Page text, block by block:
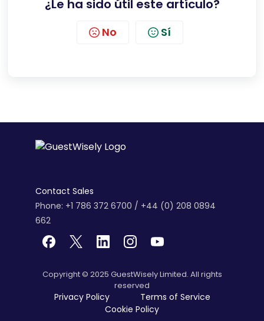
¿Le ha sido útil este artículo?
No Sí
Contact Sales
Phone: +1 786 372 6700 / +44 (0) 208 0894
662
Copyright © 2025 GuestWisely Limited. All rights
reserved
Privacy Policy
Terms of Service
Cookie Policy